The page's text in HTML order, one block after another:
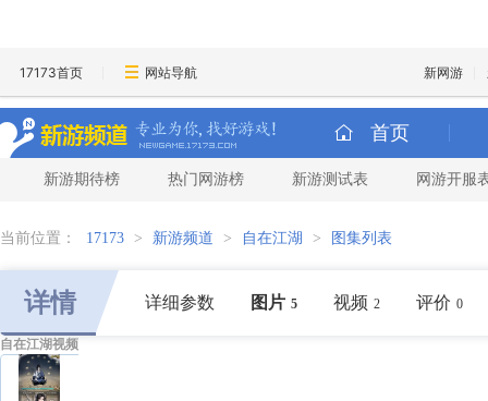
17173首页 网站导航 新网游
首页
新游期待榜 热门网游榜 新游测试表 网游开服
当前位置： 17173 > 新游频道 > 自在江湖 > 图集列表
详情 详细参数 图片 5 视频 2 评价 0
自在江湖视频